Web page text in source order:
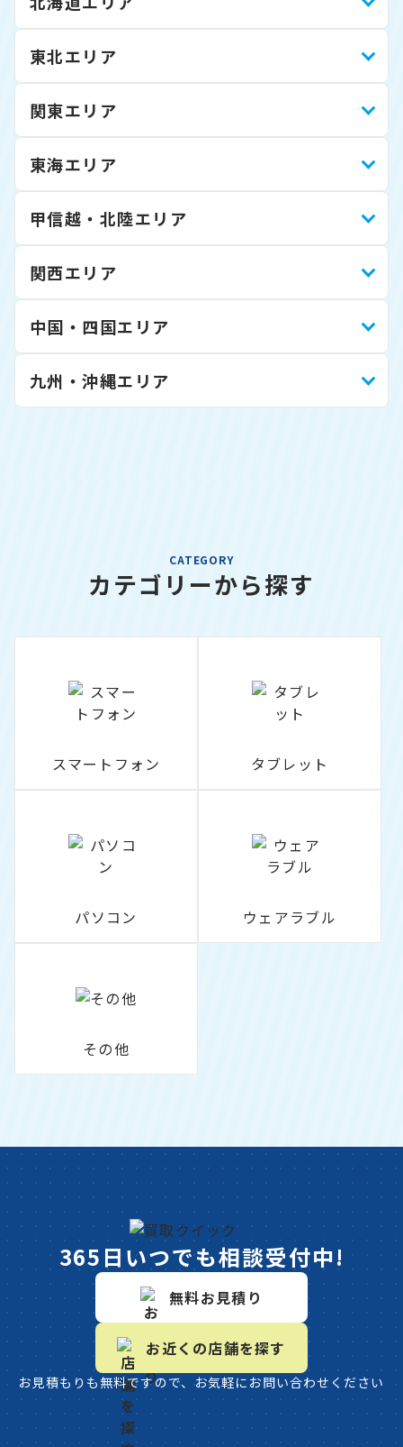
東北エリア
関東エリア
東海エリア
甲信越・北陸エリア
関西エリア
中国・四国エリア
九州・沖縄エリア
CATEGORY
カテゴリーから探す
スマートフォン タブレット
パソコン ウェアラブル
その他
365日いつでも相談受付中!
無料お見積り
お近くの店舗を探す
お見積もりも無料ですので、お気軽にお問い合わせください